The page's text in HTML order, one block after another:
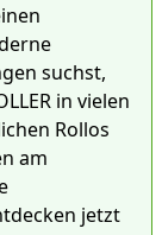
suchst,
in vielen
Rollos
am
jetzt